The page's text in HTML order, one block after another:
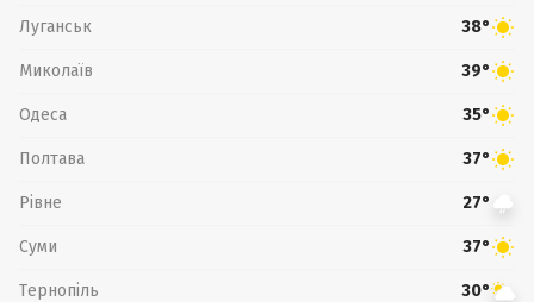
Луганськ 38°
Миколаїв 39°
Одеса 35°
Полтава 37°
Рівне 27°
Суми 37°
Тернопіль 30°